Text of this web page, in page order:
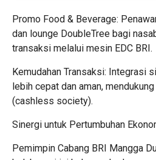
Promo Food & Beverage:
dan lounge DoubleTree bagi
transaksi melalui mesin EDC BRI.
Kemudahan Transaksi: Integrasi
lebih cepat dan aman,
(cashless society).
Sinergi untuk Pertumbuhan
Pemimpin Cabang BRI Mangga